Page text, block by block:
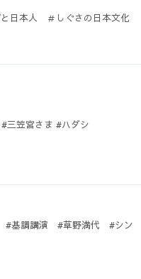
本人 ＃しぐさの日本文化
進歩とは何か #三笠宮さま #ハダシ
#基調講演 #草野満代 #シン